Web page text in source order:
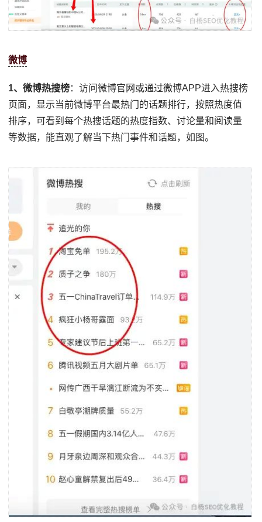
微博
1、微博热搜榜：访问微博官网或通过微博APP进入热搜榜
页面，显示当前微博平台最热门的话题排行，按照热度值
排序，可看到每个热搜话题的热度指数、讨论量和阅读量
等数据，能直观了解当下热门事件和话题，如图。